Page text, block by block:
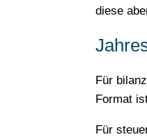
diese
Für
Format
Für